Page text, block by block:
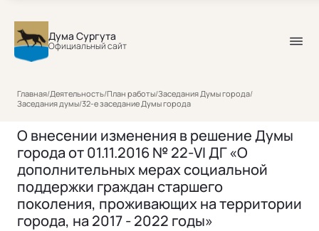
Дума Сургута
Официальный сайт
Главная/Деятельность/План работы/Заседания Думы города/
Заседания думы/32-е заседание Думы города
О внесении изменения в решение Думы
города от 01.11.2016 № 22-VI ДГ «О
дополнительных мерах социальной
поддержки граждан старшего
поколения, проживающих на территории
города, на 2017 - 2022 годы»